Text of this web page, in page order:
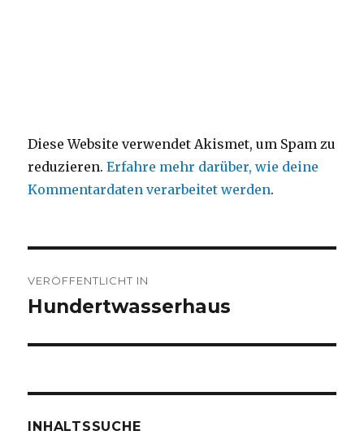
Diese Website verwendet Akismet, um Spam zu
reduzieren.Erfahre mehr darüber, wie deine
Kommentardaten verarbeitet werden.
VERÖFFENTLICHT IN
Hundertwasserhaus
INHALTSSUCHE